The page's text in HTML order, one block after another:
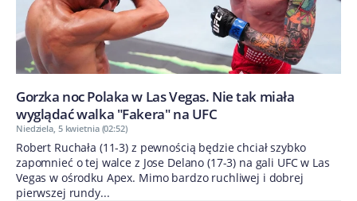
Gorzka noc Polaka w Las Vegas. Nie tak miała
wyglądać walka "Fakera" na UFC
Niedziela, 5 kwietnia (02:52)
Robert Ruchała (11-3) z pewnością będzie chciał szybko
zapomnieć o tej walce z Jose Delano (17-3) na gali UFC w Las
Vegas w ośrodku Apex. Mimo bardzo ruchliwej i dobrej
pierwszej rundy...